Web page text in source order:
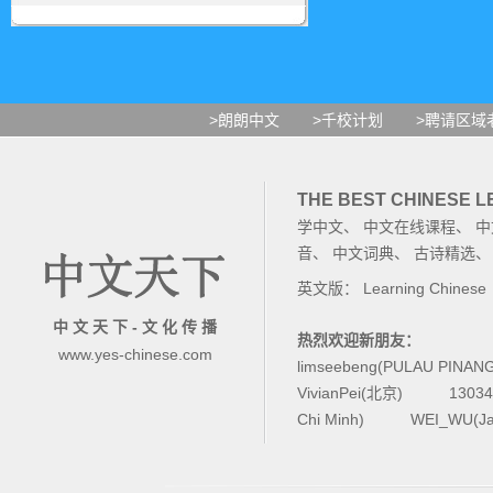
>朗朗中文 >千校计划 >聘请区域
中 文 天 下 - 文 化 传 播
www.yes-chinese.com
THE BEST CHINESE
学中文、 中文在线课程、
音、 中文词典、 古诗精选
英文版： Learning Chinese
热烈欢迎新朋友：
limseebeng(PULAU
VivianPei(北京)
Chi Minh)